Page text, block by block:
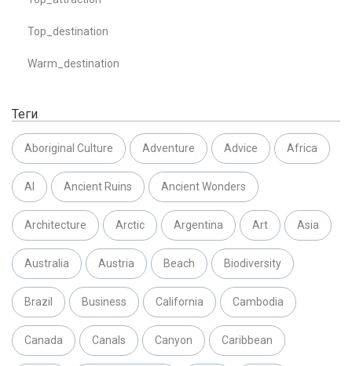
Top_destination
Warm_destination
Теги
Aboriginal Culture Adventure Advice Africa
AI Ancient Ruins Ancient Wonders
Architecture Arctic Argentina Art Asia
Australia Austria Beach Biodiversity
Brazil Business California Cambodia
Canada Canals Canyon Caribbean